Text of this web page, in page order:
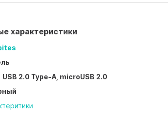
характеристики
USB 2.0 Type-A, microUSB 2.0